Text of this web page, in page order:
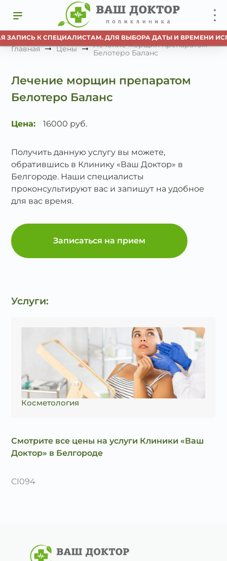
К СПЕЦИАЛИСТАМ. ДЛЯ ВЫБОРА ДАТЫ И ВРЕМЕНИ
Главная Цены
Лечение морщин препаратом
Белотеро Баланс
Лечение морщин препаратом
Белотеро Баланс
Цена: 16000 руб.
Получить данную услугу вы можете,
обратившись в Клинику «Ваш Доктор» в
Белгороде. Наши специалисты
проконсультируют вас и запишут на удобное
для вас время.
Записаться на прием
Услуги:
Косметология
Смотрите все цены на услуги Клиники «Ваш
Доктор» в Белгороде
CI094